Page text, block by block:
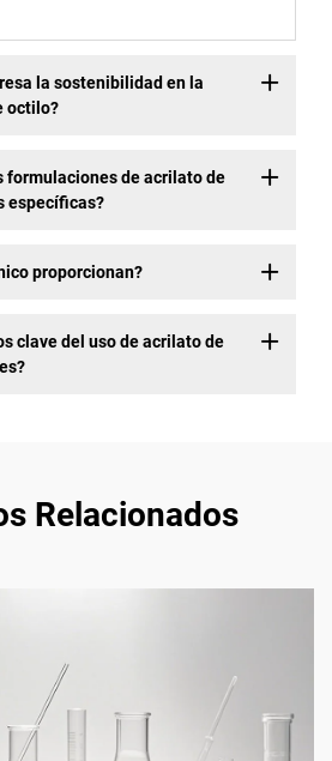
la sostenibilidad en la
octilo?
formulaciones de acrilato de
específicas?
proporcionan?
clave del uso de acrilato de
Relacionados